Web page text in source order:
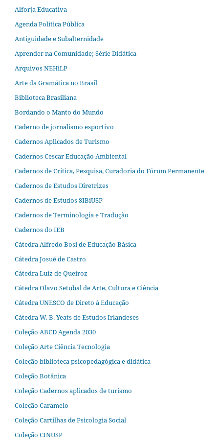
Alforja Educativa
Agenda Política Pública
Antiguidade e Subalternidade
Aprender na Comunidade; Série Didática
Arquivos NEHiLP
Arte da Gramática no Brasil
Biblioteca Brasiliana
Bordando o Manto do Mundo
Caderno de jornalismo esportivo
Cadernos Aplicados de Turismo
Cadernos Cescar Educação Ambiental
Cadernos de Crítica, Pesquisa, Curadoria do Fórum Permanente
Cadernos de Estudos Diretrizes
Cadernos de Estudos SIBiUSP
Cadernos de Terminologia e Tradução
Cadernos do IEB
Cátedra Alfredo Bosi de Educação Básica
Cátedra Josué de Castro
Cátedra Luiz de Queiroz
Cátedra Olavo Setubal de Arte, Cultura e Ciência
Cátedra UNESCO de Direto à Educação
Cátedra W. B. Yeats de Estudos Irlandeses
Coleção ABCD Agenda 2030
Coleção Arte Ciência Tecnologia
Coleção biblioteca psicopedagógica e didática
Coleção Botânica
Coleção Cadernos aplicados de turismo
Coleção Caramelo
Coleção Cartilhas de Psicologia Social
Coleção CINUSP